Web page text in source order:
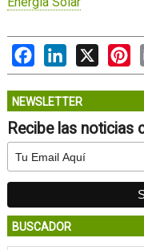
FacebookLinkedIn
X
NEWSLETTER
Recibe las noticias
BUSCADOR